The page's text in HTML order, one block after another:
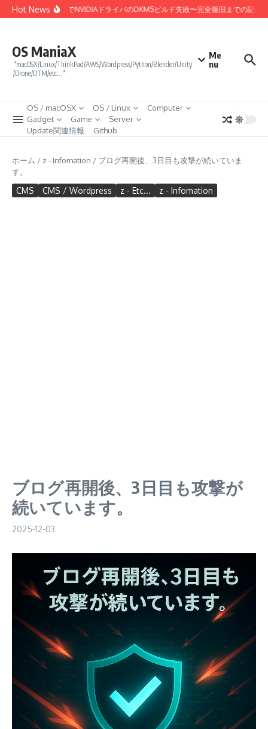
コンテンツへスキップ
Hot News
7.0カーネル更新でNVIDIAドライバのDKMSビルド失敗〜完全復旧までの記録
OS ManiaX
"macOSX/Linux/ThinkPad/AWS/Wordpress/Python/Blender/Unity
/Drone/DTM/etc…"
Me
nu
OS / macOSX OS / Linux
Computer
Gadget
Game
Server
Update関連情報
Github
ホーム / z - Infomation / ブログ再開後、3日目も攻撃が続いていま
す。
CMS CMS / Wordpress z - Etc... z - Infomation
ブログ再開後、3日目も攻撃が
続いています。
2025-12-03